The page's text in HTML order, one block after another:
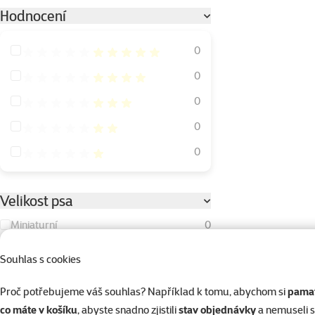
Souhlas s cookies
Proč potřebujeme váš souhlas? Například k tomu, abychom si
co máte v košíku, abyste snadno zjistilistav objednávkya nemuseli
Hodnocení
Hodnocení 100%
0
Hodnocení 80%
0
Hodnocení 60%
0
Hodnocení 40%
0
Hodnocení 20%
0
Velikost psa
Miniaturní
0
Velký